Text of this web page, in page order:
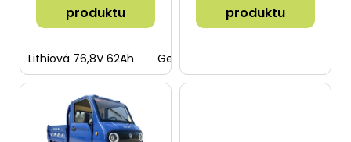
produktu
Lithiová 76,8V 62Ah Gelová 72V 45 Ah
produktu